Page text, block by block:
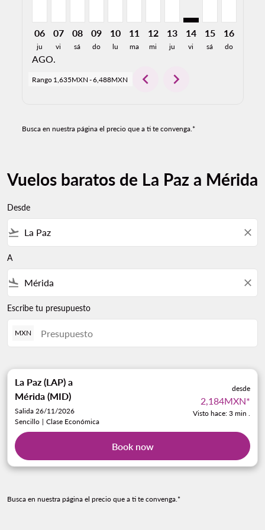
06
ju
AGO.
07
vi
08
sá
09
do
10
lu
11
ma
12
mi
13
ju
14
vi
15
sá
16
do
Rango 1,635MXN -6,488MXN chevron_left chevron_right
Busca en nuestra página el precio que a ti te convenga.*
Vuelos baratos de La Paz a Mérida
Desde
flight_takeoff close
A
flight_land close
Escribe tu presupuesto
MXN
La Paz (LAP) a
Mérida (MID)
Salida 26/11/2026
Sencillo | Clase Económica
desde
2,184MXN*
Visto hace: 3 min .
Book now
Busca en nuestra página el precio que a ti te convenga.*